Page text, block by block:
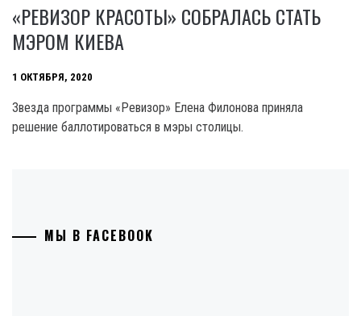
«РЕВИЗОР КРАСОТЫ» СОБРАЛАСЬ СТАТЬ
МЭРОМ КИЕВА
1 ОКТЯБРЯ, 2020
Звезда программы «Ревизор» Елена Филонова приняла
решение баллотироваться в мэры столицы.
МЫ В FACEBOOK